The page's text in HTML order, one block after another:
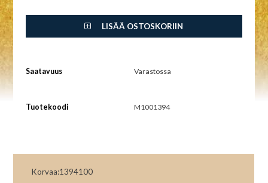
LISÄÄ OSTOSKORIIN
Saatavuus Varastossa
Tuotekoodi M1001394
Korvaa:1394100